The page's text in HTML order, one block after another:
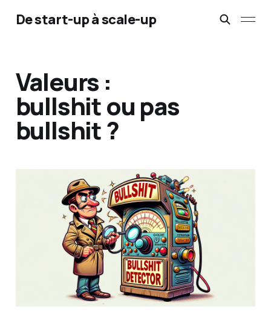
De start-up à scale-up
Valeurs :
bullshit ou pas
bullshit ?